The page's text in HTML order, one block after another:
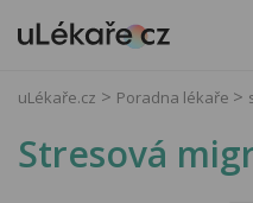
uLékaře.cz Poradna lékaře
Stresová